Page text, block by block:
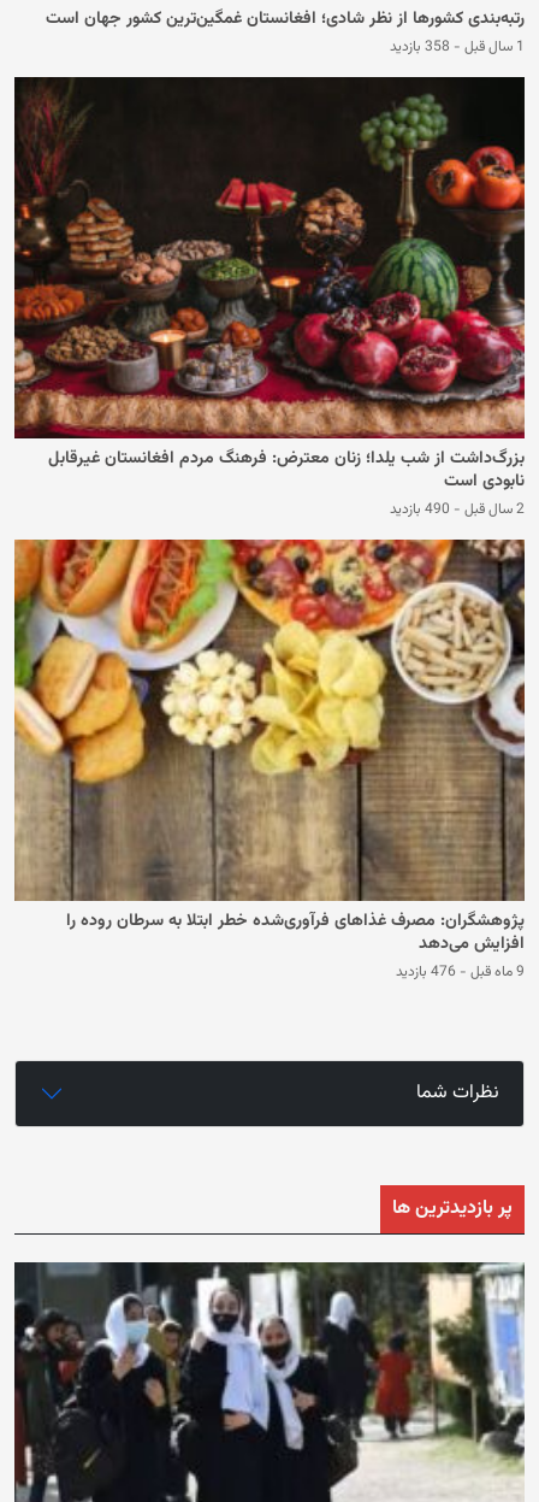
رتبه‌بندی کشورها از نظر شادی؛ افغانستان غمگین‌ترین کشور جهان است
1 سال قبل - 358 بازدید
بزرگ‌داشت از شب یلدا؛ زنان معترض: فرهنگ مردم افغانستان غیرقابل
نابودی است
2 سال قبل - 490 بازدید
پژوهشگران: مصرف غذاهای فرآوری‌شده خطر ابتلا به سرطان روده را
افزایش می‌دهد
9 ماه قبل - 476 بازدید
نظرات شما
پر بازدیدترین ها